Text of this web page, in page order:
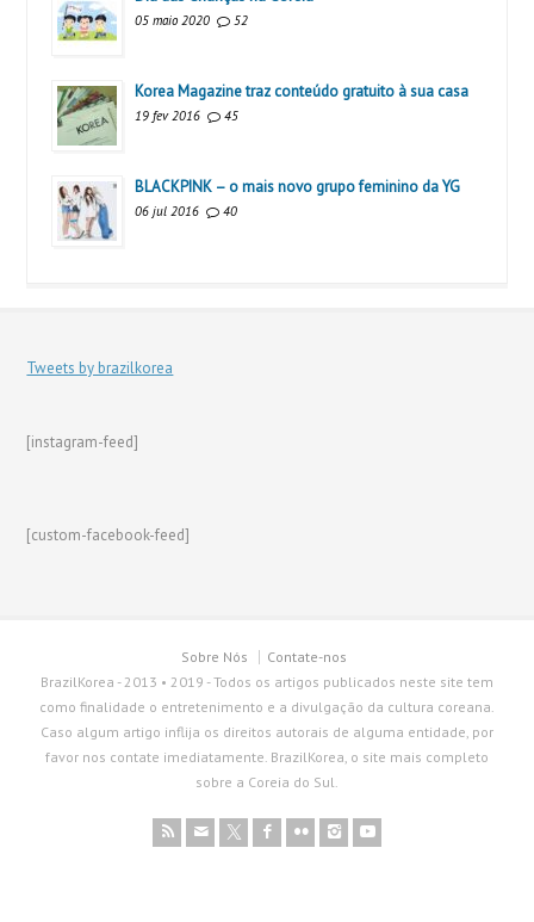
05 maio 2020 52
Korea Magazine traz conteúdo gratuito à sua casa
19 fev 2016 45
BLACKPINK – o mais novo grupo feminino da YG
06 jul 2016 40
Tweets by brazilkorea
[instagram-feed]
[custom-facebook-feed]
Sobre Nós
Contate-nos
BrazilKorea - 2013 • 2019 - Todos os artigos publicados neste site tem
como finalidade o entretenimento e a divulgação da cultura coreana.
Caso algum artigo inflija os direitos autorais de alguma entidade, por
favor nos contate imediatamente. BrazilKorea, o site mais completo
sobre a Coreia do Sul.